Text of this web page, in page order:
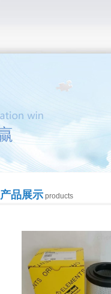
产品展示products